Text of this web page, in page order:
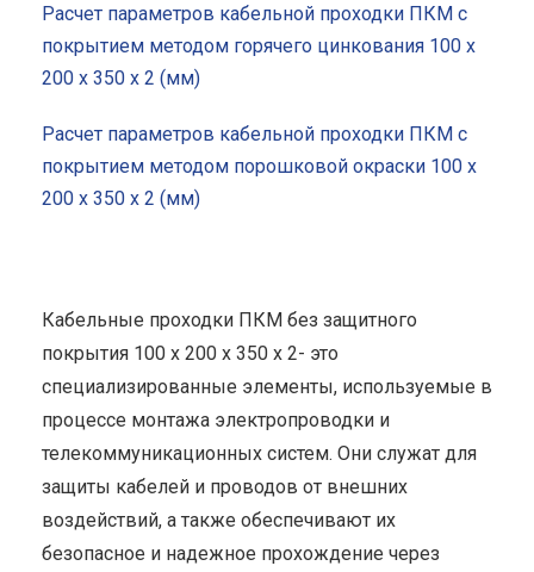
Расчет параметров кабельной проходки ПКМ с
покрытием методом горячего цинкования 100 x
200 x 350 x 2 (мм)
Расчет параметров кабельной проходки ПКМ с
покрытием методом порошковой окраски 100 x
200 x 350 x 2 (мм)
Кабельные проходки ПКМ без защитного
покрытия 100 x 200 x 350 x 2- это
специализированные элементы, используемые в
процессе монтажа электропроводки и
телекоммуникационных систем. Они служат для
защиты кабелей и проводов от внешних
воздействий, а также обеспечивают их
безопасное и надежное прохождение через